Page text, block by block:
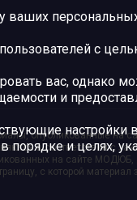
опубликованные на
в соответствии с
на сайте МОДЮБ,
с которой материал
ваших
с
вас, однако
и
в порядке и целях,